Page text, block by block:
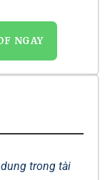
NGAY
trong tài